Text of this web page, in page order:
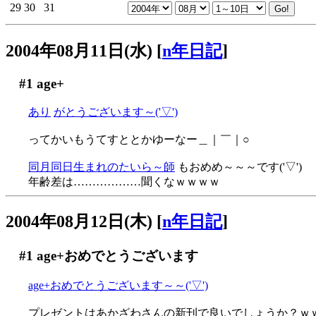
29 30 31
2004年08月11日(水) [n年日記]
#1 age+
あり がとうございます～('▽')
ってかいもうてすととかゆーなー＿｜￣｜○
同月同日生まれのたいら～師 もおめめ～～～です('▽')
年齢差は………………聞くなｗｗｗｗ
2004年08月12日(木) [n年日記]
#1 age+おめでとうございます
age+おめでとうございます～～('▽')
プレゼントはあかざわさんの新刊で良いでしょうか？ｗ